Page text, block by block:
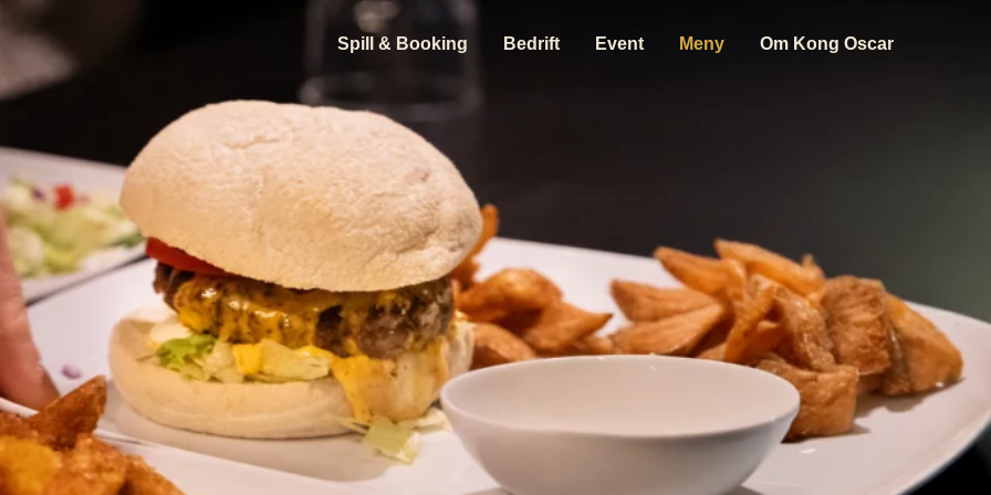
Spill & Booking Bedrift Event Meny Om Kong Oscar